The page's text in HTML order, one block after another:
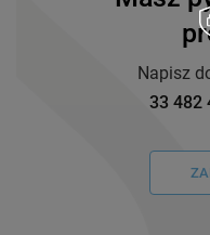
Napisz
33 482